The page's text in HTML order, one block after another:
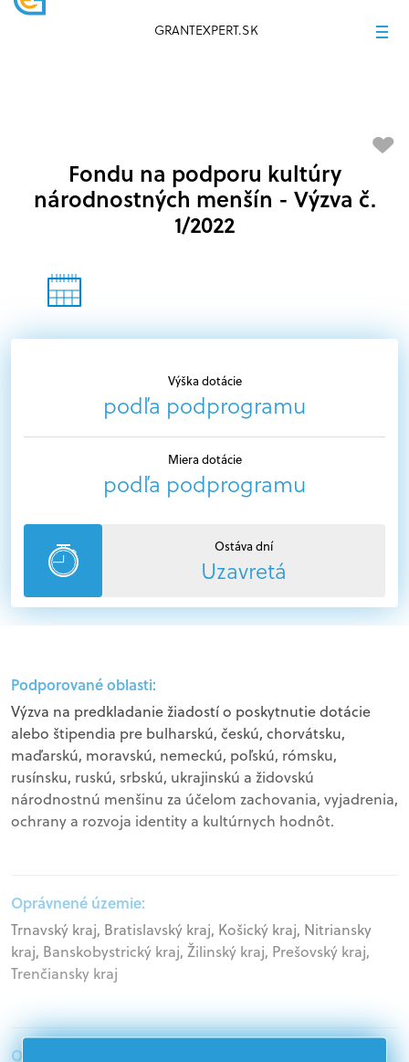
GRANTEXPERT.SK
Výška dotácie
podľa podprogramu
Miera dotácie
podľa podprogramu
Ostáva dní
Uzavretá
Fondu na podporu kultúry
národnostných menšín - Výzva č.
1/2022
Podporované oblasti:
Výzva na predkladanie žiadostí o poskytnutie dotácie
alebo štipendia pre bulharskú, českú, chorvátsku,
maďarskú, moravskú, nemeckú, poľskú, rómsku,
rusínsku, ruskú, srbskú, ukrajinskú a židovskú
národnostnú menšinu za účelom zachovania, vyjadrenia,
ochrany a rozvoja identity a kultúrnych hodnôt.
Oprávnené územie:
Trnavský kraj, Bratislavský kraj, Košický kraj, Nitriansky
kraj, Banskobystrický kraj, Žilinský kraj, Prešovský kraj,
Trenčiansky kraj
Oprávnení žiadatelia: